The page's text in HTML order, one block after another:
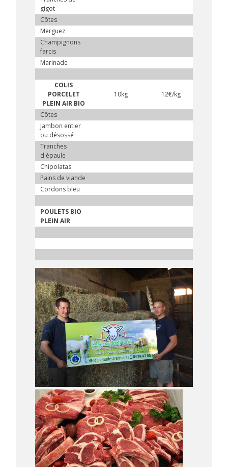
gigot
Côtes
Merguez
Champignons
farcis
Marinade
COLIS
PORCELET
PLEIN AIR BIO
10kg 12€/kg
Côtes
Jambon entier
ou désossé
Tranches
d'épaule
Chipolatas
Pains de viande
Cordons bleu
POULETS BIO
PLEIN AIR